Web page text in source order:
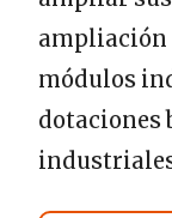
ampliación
módulos
dotaciones